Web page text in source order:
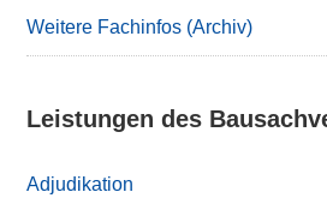
Weitere Fachinfos (Archiv)
Leistungen des
Adjudikation